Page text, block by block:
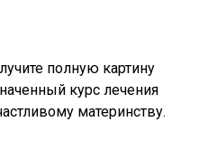
полную картину
курс лечения
материнству.